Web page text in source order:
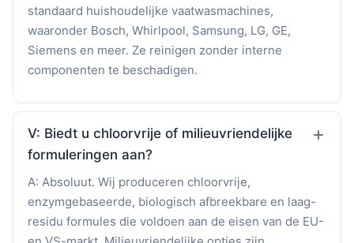
standaard huishoudelijke vaatwasmachines,
waaronder Bosch, Whirlpool, Samsung, LG, GE,
Siemens en meer. Ze reinigen zonder interne
componenten te beschadigen.
V: Biedt u chloorvrije of milieuvriendelijke
formuleringen aan?
A: Absoluut. Wij produceren chloorvrije,
enzymgebaseerde, biologisch afbreekbare en laag-
residu formules die voldoen aan de eisen van de EU-